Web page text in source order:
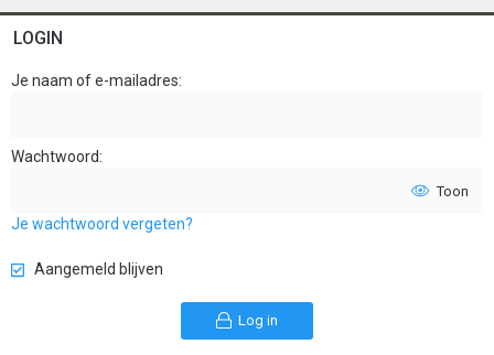
LOGIN
Je naam of e-mailadres
Wachtwoord
Toon
Je wachtwoord vergeten?
Aangemeld blijven
Log in